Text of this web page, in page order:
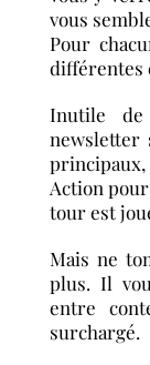
vous
Pour
différentes
Inutile
newsletter
Action
tour est
Mais ne
plus. Il
entre
surchargé.​